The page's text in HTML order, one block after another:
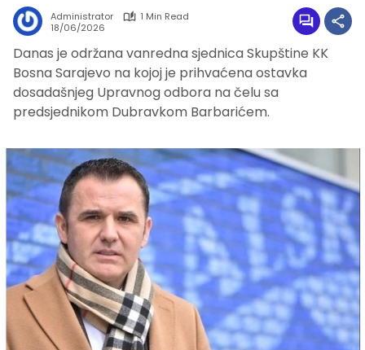
Administrator
1 Min Read
18/06/2026
Danas je održana vanredna sjednica Skupštine KK
Bosna Sarajevo na kojoj je prihvaćena ostavka
dosadašnjeg Upravnog odbora na čelu sa
predsjednikom Dubravkom Barbarićem.